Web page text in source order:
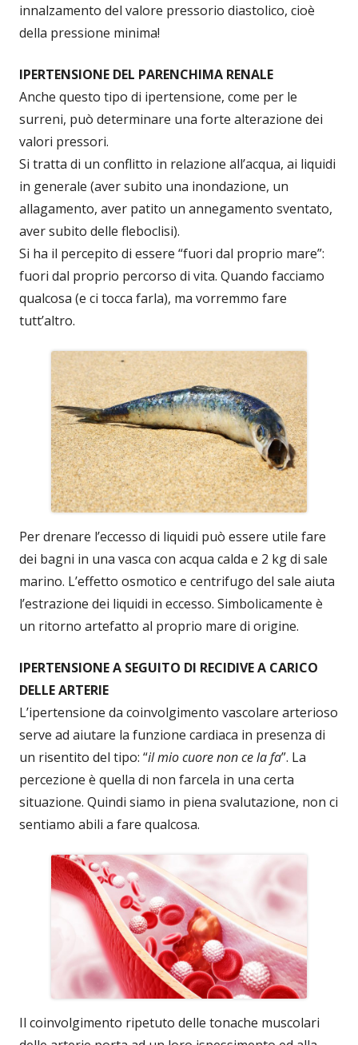
innalzamento del valore pressorio diastolico, cioè
della pressione minima!
IPERTENSIONE DEL PARENCHIMA RENALE
Anche questo tipo di ipertensione, come per le
surreni, può determinare una forte alterazione dei
valori pressori.
Si tratta di un conflitto in relazione all’acqua, ai liquidi
in generale (aver subito una inondazione, un
allagamento, aver patito un annegamento sventato,
aver subito delle fleboclisi).
Si ha il percepito di essere “fuori dal proprio mare”:
fuori dal proprio percorso di vita. Quando facciamo
qualcosa (e ci tocca farla), ma vorremmo fare
tutt’altro.
Per drenare l’eccesso di liquidi può essere utile fare
dei bagni in una vasca con acqua calda e 2 kg di sale
marino. L’effetto osmotico e centrifugo del sale aiuta
l’estrazione dei liquidi in eccesso. Simbolicamente è
un ritorno artefatto al proprio mare di origine.
IPERTENSIONE A SEGUITO DI RECIDIVE A CARICO
DELLE ARTERIE
L’ipertensione da coinvolgimento vascolare arterioso
serve ad aiutare la funzione cardiaca in presenza di
un risentito del tipo: “il mio cuore non ce la fa”. La
percezione è quella di non farcela in una certa
situazione. Quindi siamo in piena svalutazione, non ci
sentiamo abili a fare qualcosa.
Il coinvolgimento ripetuto delle tonache muscolari